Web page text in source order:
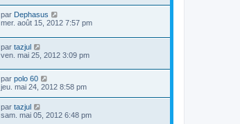
par Dephasus
mer. août 15, 2012 7:57 pm
par tazjul
ven. mai 25, 2012 3:09 pm
par polo 60
jeu. mai 24, 2012 8:58 pm
par tazjul
sam. mai 05, 2012 6:48 pm